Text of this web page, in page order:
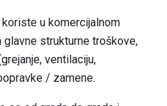
u komercijalnom
strukturne troškove,
ventilaciju,
/ zamene.